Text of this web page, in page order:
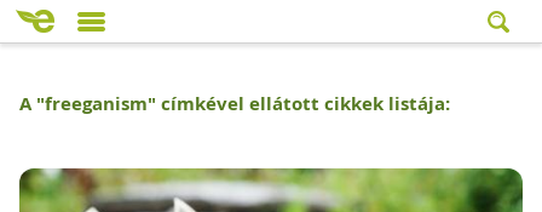
A "freeganism" címkével ellátott cikkek listája: